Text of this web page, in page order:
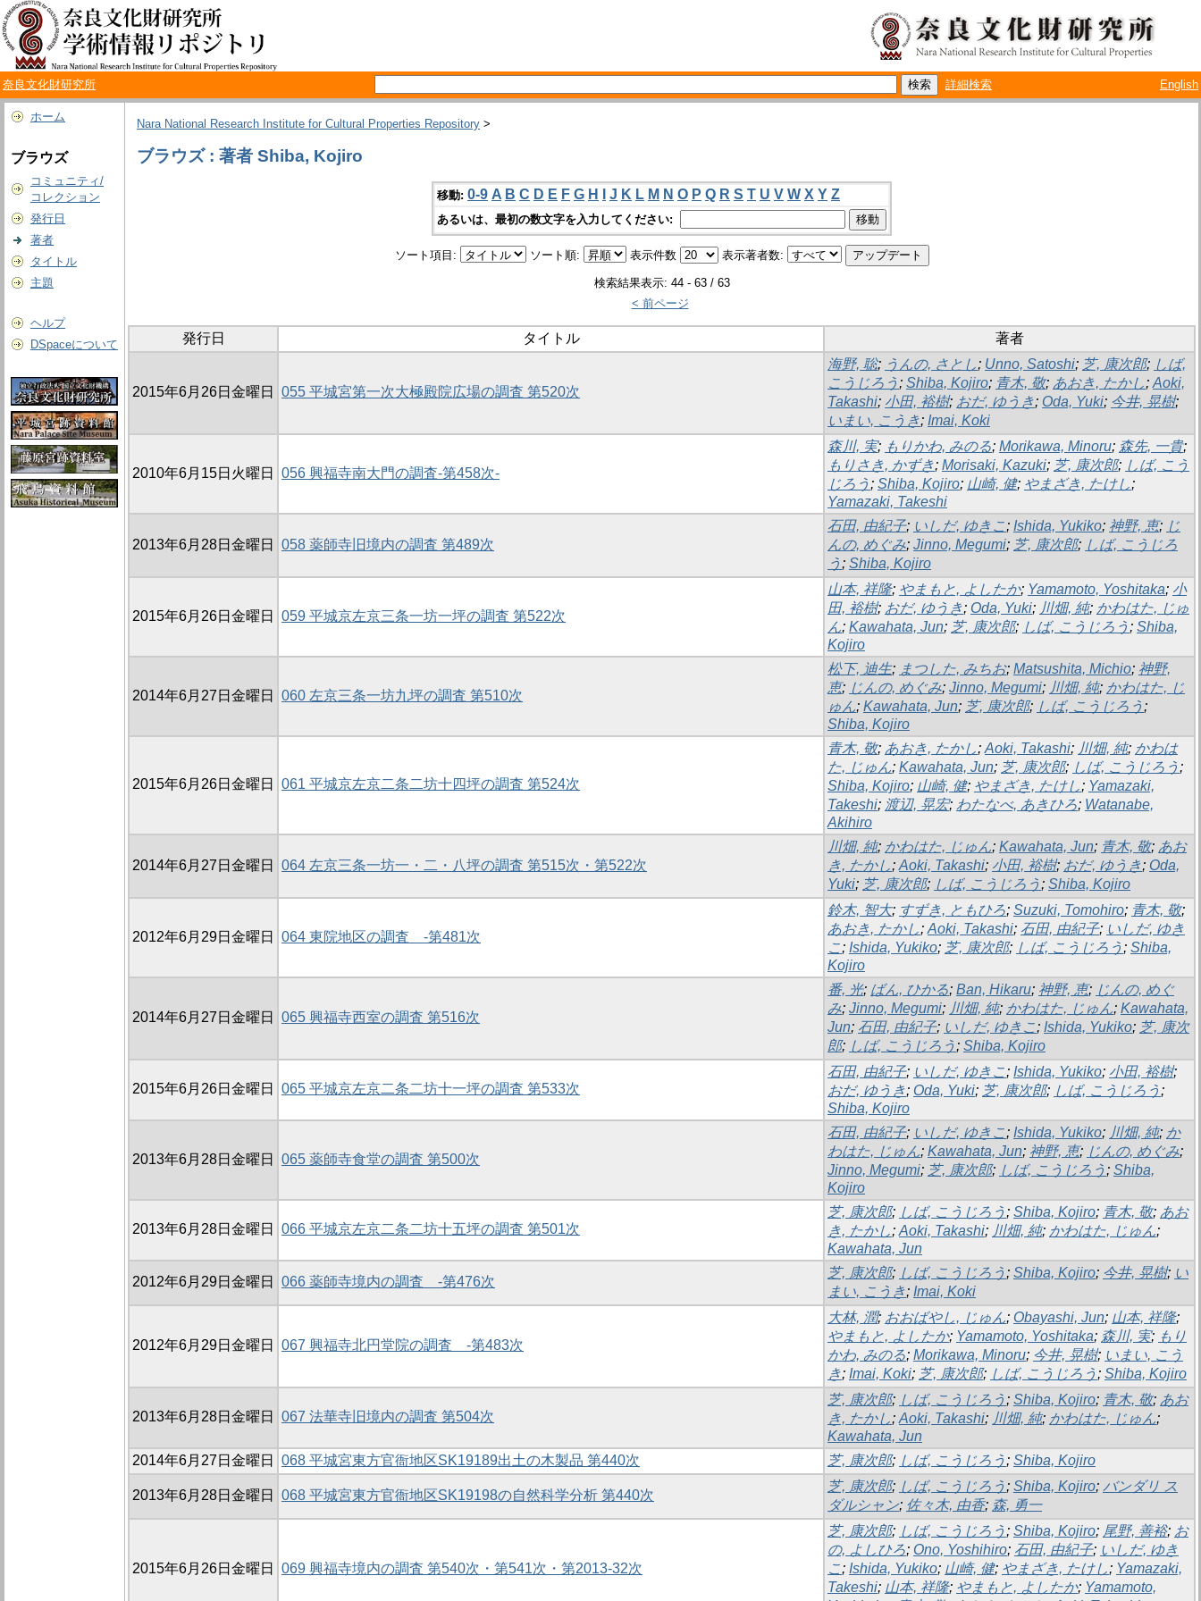
奈良文化財研究所 詳細検索 English
ホーム
ブラウズ
コミュニティ/
コレクション
発行日
著者
タイトル
主題
ヘルプ
DSpaceについて
Nara National Research Institute for Cultural Properties Repository >
ブラウズ : 著者 Shiba, Kojiro
移動: 0-9 A B C D E F G H J K L M N O P Q R S T U V W X Y Z
あるいは、最初の数文字を入力してください:
ソート項目: ソート順: 表示件数 表示著者数:
検索結果表示: 44 - 63 / 63
< 前ページ
発行日 タイトル 著者
2015年6月26日金曜日 055 平城宮第一次大極殿院広場の調査 第520次
海野, 聡; うんの, さとし; Unno, Satoshi; 芝, 康次郎; しば,
こうじろう ; Shiba, Kojiro; 青木, 敬; あおき, たかし; Aoki,
Takashi; 小田, 裕樹; おだ, ゆうき; Oda, Yuki; 今井, 晃樹;
いまい, こうき; Imai, Koki
2010年6月15日火曜日 056 興福寺南大門の調査-第458次-
森川, 実; もりかわ, みのる; Morikawa, Minoru; 森先, 一貴;
もりさき, かずき; Morisaki, Kazuki; 芝, 康次郎; しば, こう
じろう ; Shiba, Kojiro; 山崎, 健; やまざき, たけし;
Yamazaki, Takeshi
2013年6月28日金曜日 058 薬師寺旧境内の調査 第489次
石田, 由紀子; いしだ, ゆきこ; Ishida, Yukiko; 神野, 恵; じ
んの, めぐみ; Jinno, Megumi; 芝, 康次郎; しば, こうじろ
う ; Shiba, Kojiro
2015年6月26日金曜日 059 平城京左京三条一坊一坪の調査 第522次
山本, 祥隆; やまもと, よしたか; Yamamoto, Yoshitaka; 小
田, 裕樹; おだ, ゆうき; Oda, Yuki; 川畑, 純; かわはた, じゅ
ん; Kawahata, Jun; 芝, 康次郎; しば, こうじろう ; Shiba,
Kojiro
2014年6月27日金曜日 060 左京三条一坊九坪の調査 第510次
松下, 迪生; まつした, みちお; Matsushita, Michio; 神野,
恵; じんの, めぐみ; Jinno, Megumi; 川畑, 純; かわはた, じ
ゅん; Kawahata, Jun; 芝, 康次郎; しば, こうじろう ;
Shiba, Kojiro
2015年6月26日金曜日 061 平城京左京二条二坊十四坪の調査 第524次
青木, 敬; あおき, たかし; Aoki, Takashi; 川畑, 純; かわは
た, じゅん; Kawahata, Jun; 芝, 康次郎; しば, こうじろう ;
Shiba, Kojiro; 山崎, 健; やまざき, たけし; Yamazaki,
Takeshi; 渡辺, 晃宏; わたなべ, あきひろ; Watanabe,
Akihiro
2014年6月27日金曜日 064 左京三条一坊一・二・八坪の調査 第515次・第522次
川畑, 純; かわはた, じゅん; Kawahata, Jun; 青木, 敬; あお
き, たかし; Aoki, Takashi; 小田, 裕樹; おだ, ゆうき; Oda,
Yuki; 芝, 康次郎; しば, こうじろう ; Shiba, Kojiro
2012年6月29日金曜日 064 東院地区の調査 -第481次
鈴木, 智大; すずき, ともひろ; Suzuki, Tomohiro; 青木, 敬;
あおき, たかし; Aoki, Takashi; 石田, 由紀子; いしだ, ゆき
こ; Ishida, Yukiko; 芝, 康次郎; しば, こうじろう ; Shiba,
Kojiro
2014年6月27日金曜日 065 興福寺西室の調査 第516次
番, 光; ばん, ひかる; Ban, Hikaru; 神野, 恵; じんの, めぐ
み; Jinno, Megumi; 川畑, 純; かわはた, じゅん; Kawahata,
Jun; 石田, 由紀子; いしだ, ゆきこ; Ishida, Yukiko; 芝, 康次
郎; しば, こうじろう ; Shiba, Kojiro
2015年6月26日金曜日 065 平城京左京二条二坊十一坪の調査 第533次
石田, 由紀子; いしだ, ゆきこ; Ishida, Yukiko; 小田, 裕樹;
おだ, ゆうき; Oda, Yuki; 芝, 康次郎; しば, こうじろう ;
Shiba, Kojiro
2013年6月28日金曜日 065 薬師寺食堂の調査 第500次
石田, 由紀子; いしだ, ゆきこ; Ishida, Yukiko; 川畑, 純; か
わはた, じゅん; Kawahata, Jun; 神野, 恵; じんの, めぐみ;
Jinno, Megumi; 芝, 康次郎; しば, こうじろう ; Shiba,
Kojiro
2013年6月28日金曜日 066 平城京左京二条二坊十五坪の調査 第501次
芝, 康次郎; しば, こうじろう ; Shiba, Kojiro; 青木, 敬; あお
き, たかし; Aoki, Takashi; 川畑, 純; かわはた, じゅん;
Kawahata, Jun
2012年6月29日金曜日 066 薬師寺境内の調査 -第476次
芝, 康次郎; しば, こうじろう ; Shiba, Kojiro; 今井, 晃樹; い
まい, こうき; Imai, Koki
2012年6月29日金曜日 067 興福寺北円堂院の調査 -第483次
大林, 潤; おおばやし, じゅん; Obayashi, Jun; 山本, 祥隆;
やまもと, よしたか; Yamamoto, Yoshitaka; 森川, 実; もり
かわ, みのる; Morikawa, Minoru; 今井, 晃樹; いまい, こう
き; Imai, Koki; 芝, 康次郎; しば, こうじろう ; Shiba, Kojiro
2013年6月28日金曜日 067 法華寺旧境内の調査 第504次
芝, 康次郎; しば, こうじろう ; Shiba, Kojiro; 青木, 敬; あお
き, たかし; Aoki, Takashi; 川畑, 純; かわはた, じゅん;
Kawahata, Jun
2014年6月27日金曜日
068 平城宮東方官衙地区SK19189出土の木製品 第440次 芝, 康次郎; しば, こうじろう ; Shiba, Kojiro
2013年6月28日金曜日 068 平城宮東方官衙地区SK19198の自然科学分析 第440次
芝, 康次郎; しば, こうじろう ; Shiba, Kojiro; バンダリ ス
ダルシャン; 佐々木, 由香; 森, 勇一
2015年6月26日金曜日 069 興福寺境内の調査 第540次・第541次・第2013-32次
芝, 康次郎; しば, こうじろう ; Shiba, Kojiro; 尾野, 善裕; お
の, よしひろ; Ono, Yoshihiro; 石田, 由紀子; いしだ, ゆき
こ; Ishida, Yukiko; 山崎, 健; やまざき, たけし; Yamazaki,
Takeshi; 山本, 祥隆; やまもと, よしたか; Yamamoto,